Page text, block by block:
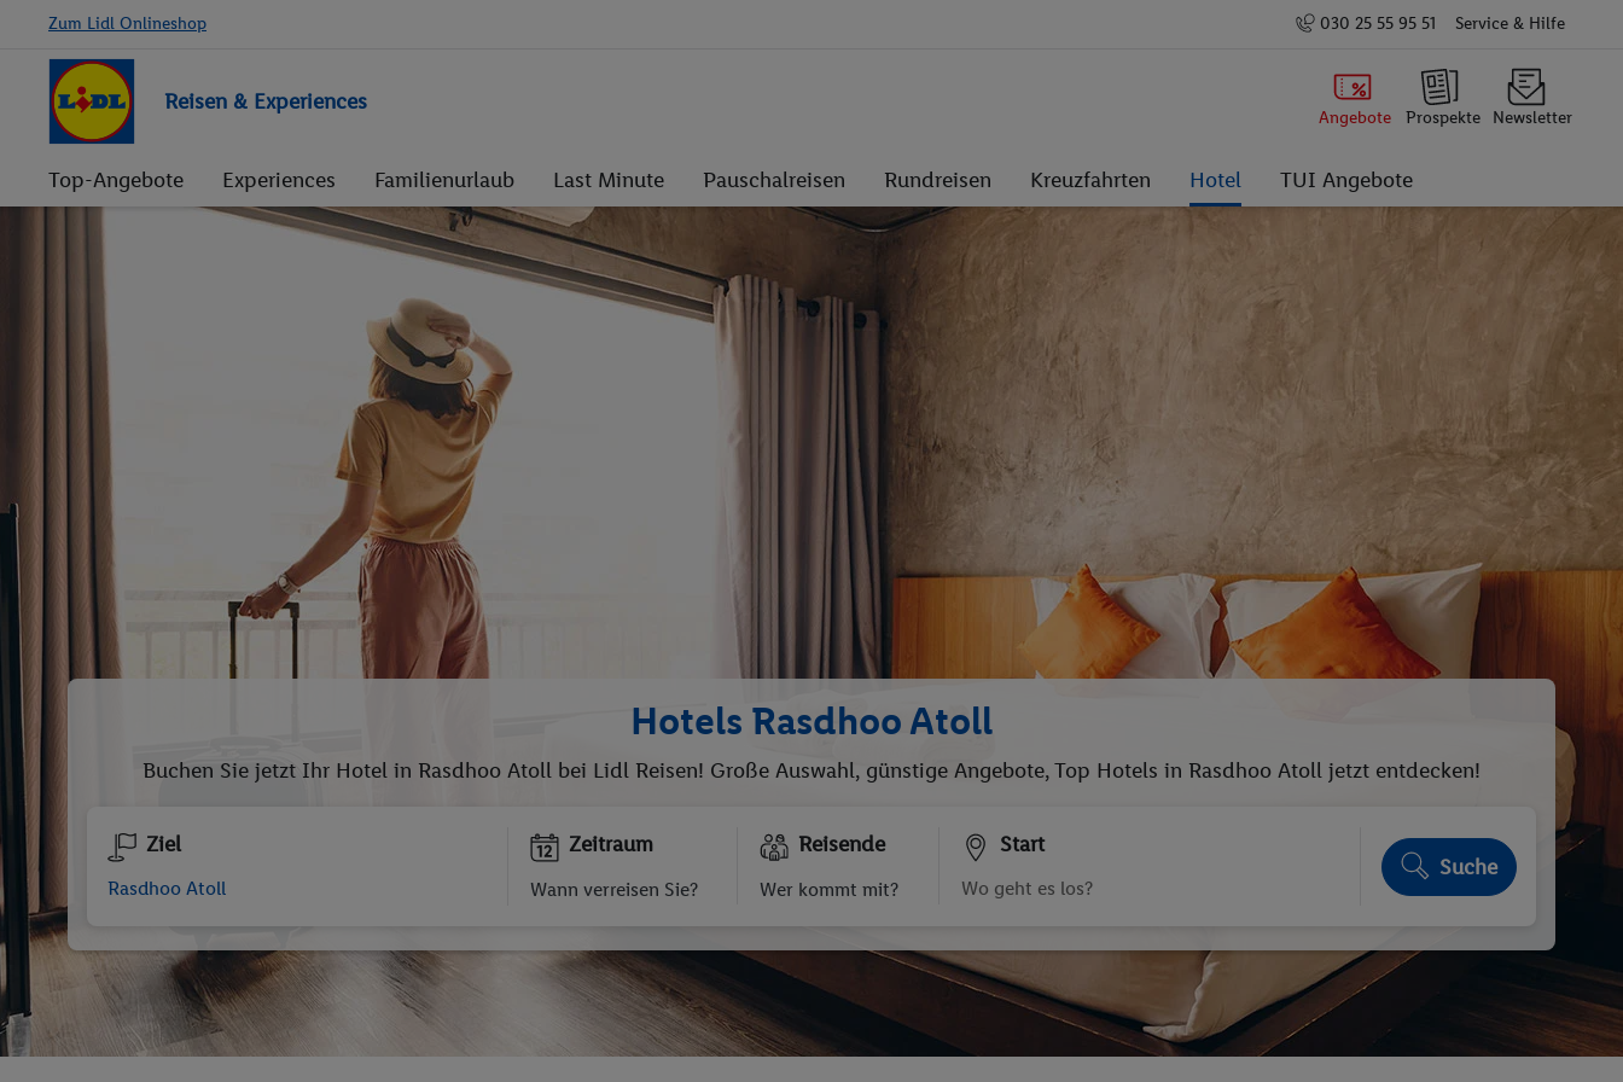
Zum Lidl Onlineshop 030 25 55 95 51 Service & Hilfe
Reisen & Experiences
Angebote Prospekte Newsletter
Top-Angebote Experiences Familienurlaub Last Minute Pauschalreisen Rundreisen Kreuzfahrten Hotel TUI Angebote
Hotels Rasdhoo Atoll
Buchen Sie jetzt Ihr Hotel in Rasdhoo Atoll bei Lidl Reisen! Große Auswahl, günstige Angebote, Top Hotels in Rasdhoo Atoll jetzt entdecken!
Ziel Zeitraum
Wann verreisen Sie?
Reisende
Wer kommt mit?
Start
Suche